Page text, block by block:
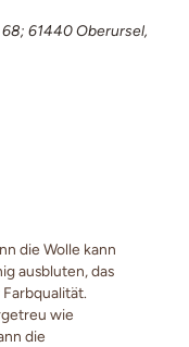
61440 Oberursel,
die Wolle kann
ausbluten, das
wie
die